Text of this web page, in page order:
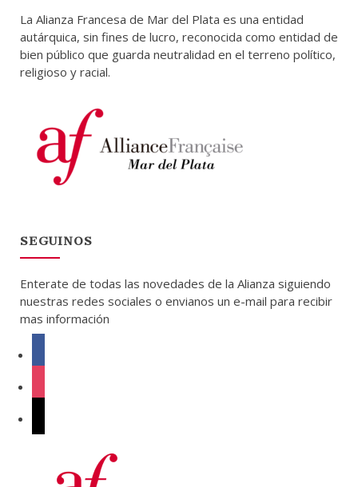
La Alianza Francesa de Mar del Plata es una entidad
autárquica, sin fines de lucro, reconocida como entidad de
bien público que guarda neutralidad en el terreno político,
religioso y racial.
SEGUINOS
Enterate de todas las novedades de la Alianza siguiendo
nuestras redes sociales o envianos un e-mail para recibir
mas información